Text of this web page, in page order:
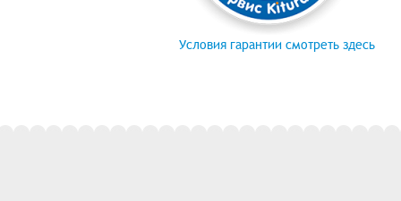
Условия гарантии смотреть здесь